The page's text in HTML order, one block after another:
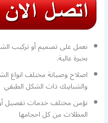
نعمل على تصميم أو تركيب
بخبرة عالية.
اصلاح وصيانة مختلف انواع
والشبابيك ذات الشكل الطبقي
نؤمن مختلف خدمات تفصيل أو
المظلات من كل احجامها